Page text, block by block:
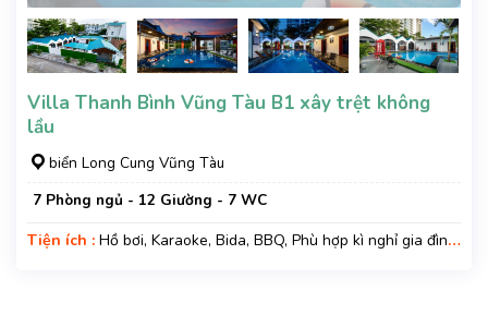
Villa Thanh Bình Vũng Tàu B1 xây trệt không
lầu
biển Long Cung Vũng Tàu
7 Phòng ngủ - 12 Giường - 7 WC
Tiện ích : Hồ bơi, Karaoke, Bida, BBQ, Phù hợp kì nghỉ gia đình,